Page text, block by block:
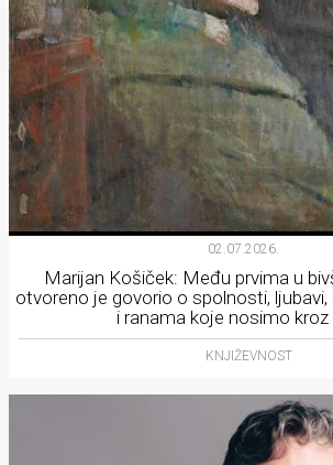
02.07.2026.
Marijan Košiček: Među prvima u
otvoreno je govorio o spolnosti, ljubavi,
i ranama koje nosimo kroz
KNJIŽEVNOST